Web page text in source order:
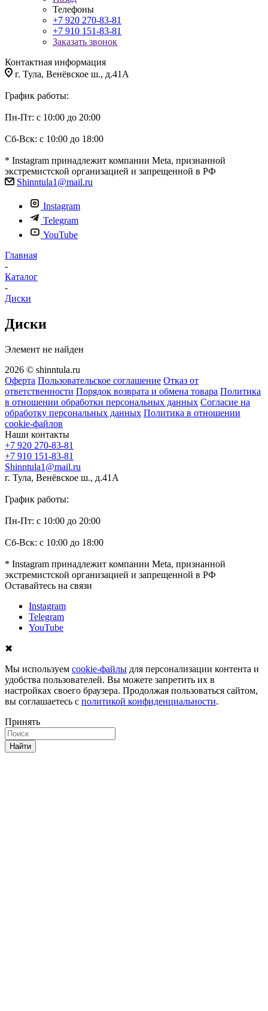
Телефоны
+7 920 270-83-81
+7 910 151-83-81
Заказать звонок
Контактная информация
г. Тула, Венёвское ш., д.41А
График работы:
Пн-Пт: с 10:00 до 20:00
Сб-Вск: с 10:00 до 18:00
* Instagram принадлежит компании Meta, признанной
экстремистской организацией и запрещенной в РФ
Shinntula1@mail.ru
Instagram
Telegram
YouTube
Главная
-
Каталог
-
Диски
Диски
Элемент не найден
2026 © shinntula.ru
Оферта Пользовательское соглашение Отказ от
ответственности Порядок возврата и обмена товара Политика
в отношении обработки персональных данных Согласие на
обработку персональных данных Политика в отношении
cookie-файлов
Наши контакты
+7 920 270-83-81
+7 910 151-83-81
Shinntula1@mail.ru
г. Тула, Венёвское ш., д.41А
График работы:
Пн-Пт: с 10:00 до 20:00
Сб-Вск: с 10:00 до 18:00
* Instagram принадлежит компании Meta, признанной
экстремистской организацией и запрещенной в РФ
Оставайтесь на связи
Instagram
Telegram
YouTube
✖
Мы используем cookie-файлы для персонализации контента и
удобства пользователей. Вы можете запретить их в
настройках своего браузера. Продолжая пользоваться сайтом,
вы соглашаетесь с политикой конфиденциальности.
Принять
Найти